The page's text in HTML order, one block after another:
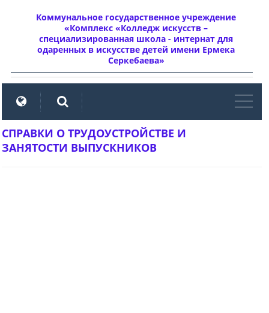
Коммунальное государственное учреждение
«Комплекс «Колледж искусств –
специализированная школа - интернат для
одаренных в искусстве детей имени Ермека
Серкебаева»
СПРАВКИ О ТРУДОУСТРОЙСТВЕ И
ЗАНЯТОСТИ ВЫПУСКНИКОВ